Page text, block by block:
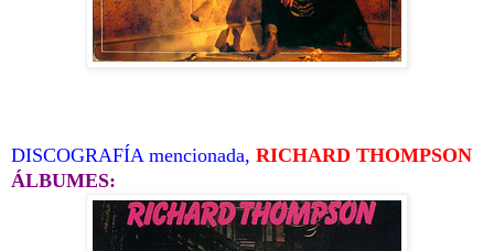
DISCOGRAFÍA mencionada, RICHARD THOMPSON
ÁLBUMES: